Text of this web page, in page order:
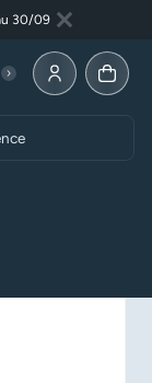
30/09
Fermer
Allez à la